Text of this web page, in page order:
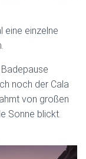
eine einzelne
noch der Cala
von großen
Sonne blickt.